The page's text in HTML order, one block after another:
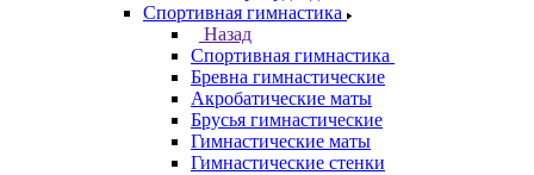
Спортивная гимнастика
Назад
Спортивная гимнастика
Бревна гимнастические
Акробатические маты
Брусья гимнастические
Гимнастические маты
Гимнастические стенки